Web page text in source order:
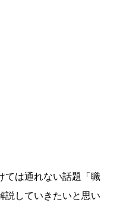
ては通れない話題「職
説していきたいと思い